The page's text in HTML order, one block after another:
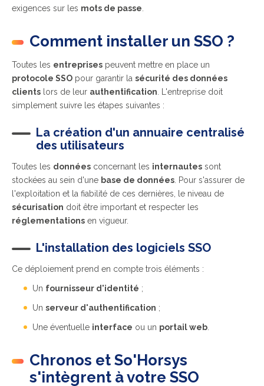
exigences sur les mots de passe
Comment installer un SSO ?
Toutes les entreprises peuvent mettre en place un
protocole SSO pour garantir la sécurité des données
clients lors de leur authentification . L'entreprise doit
simplement suivre les étapes suivantes :
La création d'un annuaire centralisé
des utilisateurs
Toutes les données concernant les internautes sont
stockées au sein d'une base de données . Pour s'assurer de
l'exploitation et la fiabilité de ces dernières, le niveau de
sécurisation doit être important et respecter les
réglementations en vigueur.
L'installation des logiciels SSO
Ce déploiement prend en compte trois éléments :
Un fournisseur d'identité ;
Un serveur d'authentification ;
Une éventuelle interface ou un portail web
Chronos et So'Horsys
s'intègrent à votre SSO